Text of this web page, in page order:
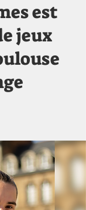
est
jeux